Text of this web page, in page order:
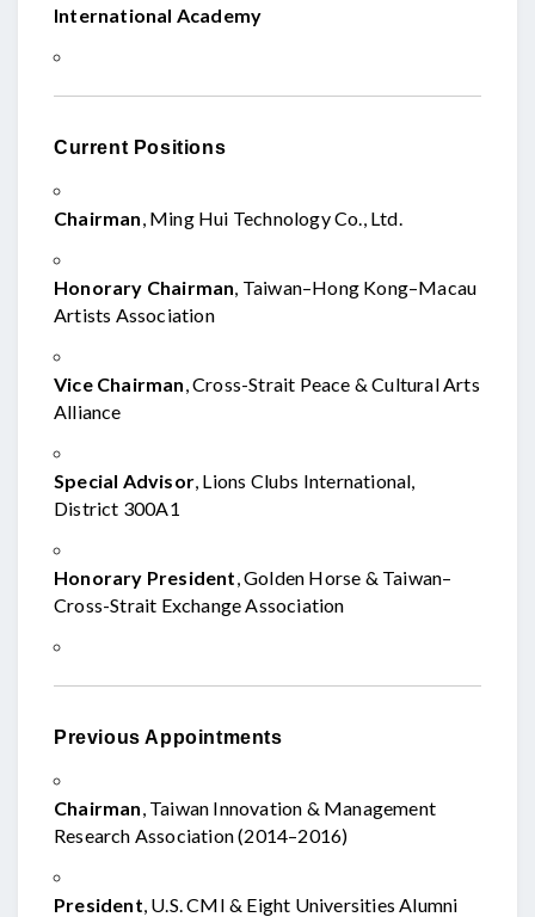
International Academy
Current Positions
Chairman, Ming Hui Technology Co., Ltd.
Honorary Chairman, Taiwan–Hong Kong–Macau
Artists Association
Vice Chairman, Cross-Strait Peace & Cultural Arts
Alliance
Special Advisor, Lions Clubs International,
District 300A1
Honorary President, Golden Horse & Taiwan–
Cross-Strait Exchange Association
Previous Appointments
Chairman, Taiwan Innovation & Management
Research Association (2014–2016)
President, U.S. CMI & Eight Universities Alumni